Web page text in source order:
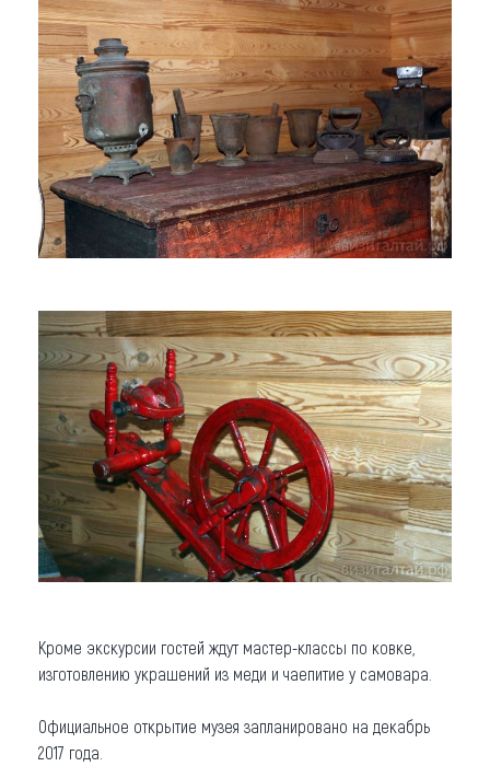
Кроме экскурсии гостей ждут мастер-классы по ковке,
изготовлению украшений из меди и чаепитие у самовара.
Официальное открытие музея запланировано на декабрь
2017 года.